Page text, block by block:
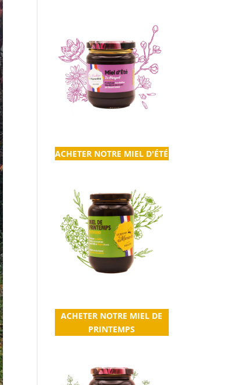
ACHETER NOTRE MIEL D'ÉTÉ
ACHETER NOTRE MIEL DE
PRINTEMPS